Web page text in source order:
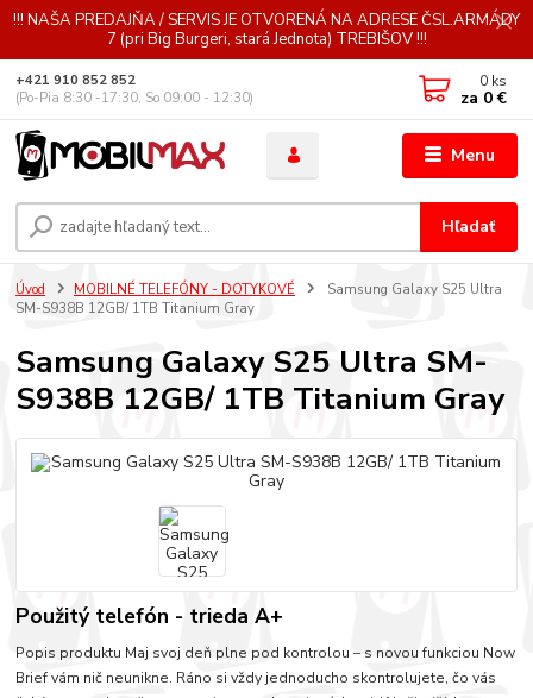
!!! NAŠA PREDAJŇA / SERVIS JE OTVORENÁ NA ADRESE ČSL.ARMÁDY
7 (pri Big Burgeri, stará Jednota) TREBIŠOV !!!
Menu
Hľadať
+421 910 852 852
(Po-Pia 8:30 -17:30, So 09:00 - 12:30)
0 ks
za 0 €
Úvod MOBILNÉ TELEFÓNY - DOTYKOVÉ
Samsung Galaxy S25 Ultra
SM-S938B 12GB/ 1TB Titanium Gray
Samsung Galaxy S25 Ultra SM-
S938B 12GB/ 1TB Titanium Gray
Použitý telefón - trieda A+
Popis produktu Maj svoj deň plne pod kontrolou – s novou funkciou Now
Brief vám nič neunikne. Ráno si vždy jednoducho skontrolujete, čo vás